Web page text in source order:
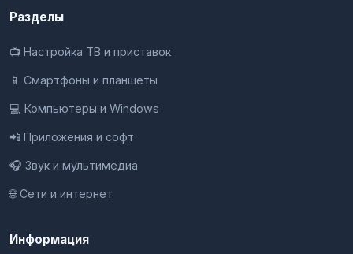
Разделы
📺 Настройка ТВ и приставок
📱 Смартфоны и планшеты
💻 Компьютеры и Windows
📲 Приложения и софт
🎧 Звук и мультимедиа
🌐 Сети и интернет
Информация